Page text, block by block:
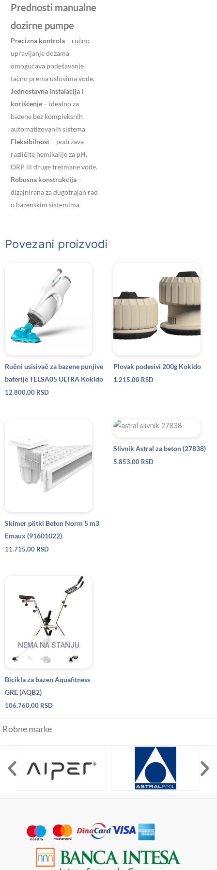
Prednosti manualne
dozirne pumpe
Precizna kontrola – ručno
upravljanje dozama
omogućava podešavanje
tačno prema uslovima vode.
Jednostavna instalacija i
korišćenje – idealno za
bazene bez kompleksnih
automatizovanih sistema.
Fleksibilnost – podržava
različite hemikalije za pH,
ORP ili druge tretmane vode.
Robusna konstrukcija –
dizajnirana za dugotrajan rad
u bazenskim sistemima.
Povezani proizvodi
Ručni usisivač za bazene punjive
baterije TELSA05 ULTRA Kokido
12.800,00 RSD
Plovak podesivi 200g Kokido
1.215,00 RSD
Skimer plitki Beton Norm 5 m3
Emaux (91601022)
11.715,00 RSD
Slivnik Astral za beton (27838)
5.853,00 RSD
NEMA NA STANJU
Bicikla za bazen Aquafitness
GRE (AQB2)
106.760,00 RSD
Robne marke